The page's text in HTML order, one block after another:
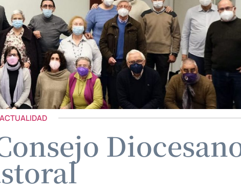
ACTUALIDAD